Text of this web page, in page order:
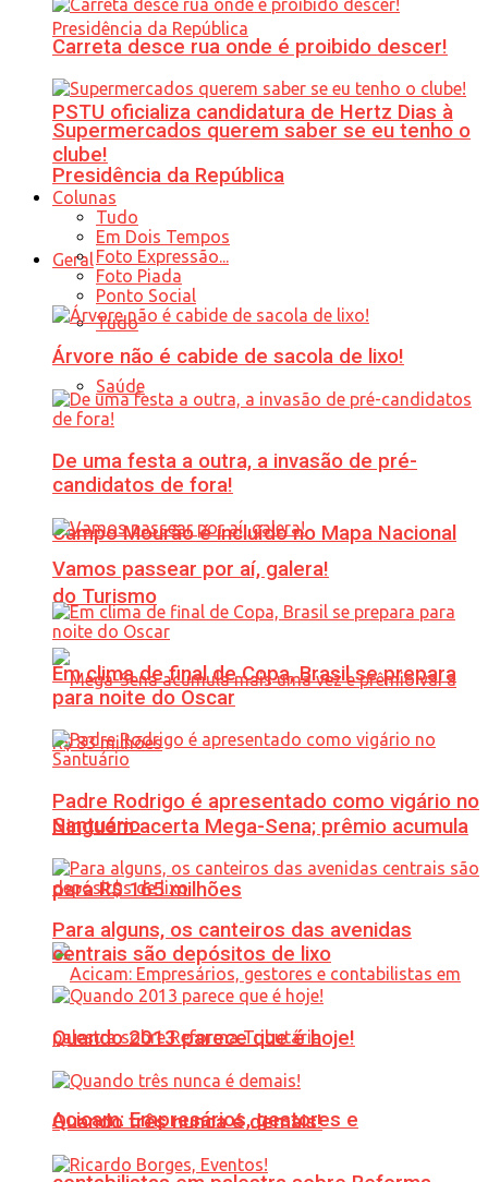
PSTU oficializa candidatura de Hertz Dias à
Presidência da República
Geral
Tudo
Saúde
Campo Mourão é incluído no Mapa Nacional
do Turismo
Ninguém acerta Mega-Sena; prêmio acumula
para R$ 165 milhões
Acicam: Empresários, gestores e
Carreta desce rua onde é proibido descer!
Supermercados querem saber se eu tenho o
clube!
Colunas
Tudo
Em Dois Tempos
Foto Expressão...
Foto Piada
Ponto Social
Árvore não é cabide de sacola de lixo!
De uma festa a outra, a invasão de pré-
candidatos de fora!
Vamos passear por aí, galera!
Em clima de final de Copa, Brasil se prepara
para noite do Oscar
Padre Rodrigo é apresentado como vigário no
Santuário
Para alguns, os canteiros das avenidas
centrais são depósitos de lixo
Quando 2013 parece que é hoje!
Quando três nunca é demais!